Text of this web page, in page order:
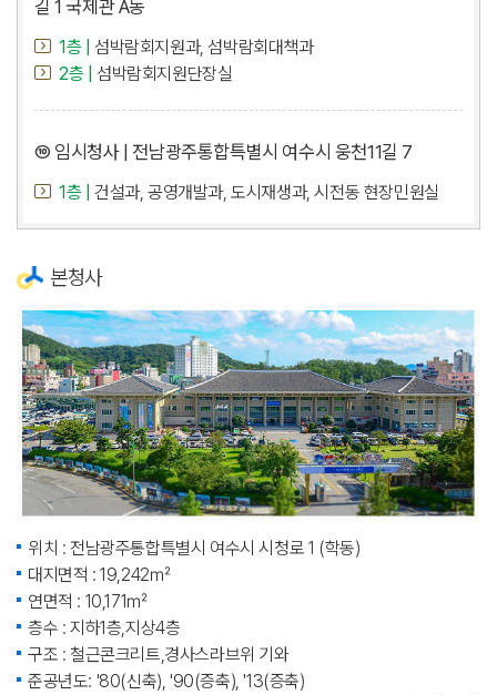
길 1 국제관 A동
1층 |
섬박람회지원과, 섬박람회대책과
2층 |
섬박람회지원단장실
⑩ 임시청사 | 전남광주통합특별시 여수시 웅천11길 7
1층 | 건설과, 공영개발과, 도시재생과, 시전동 현장민원실
본청사
위치 : 전남광주통합특별시 여수시 시청로 1 (학동)
대지면적 : 19,242㎡
연면적 : 10,171㎡
층수 : 지하1층,지상4층
구조 : 철근콘크리트,경사스라브위 기와
준공년도: '80(신축), '90(증축), '13(증축)